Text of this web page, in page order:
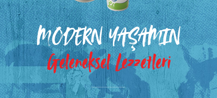
MODERN YAŞAMIN
Geleneksel Lezzetleri